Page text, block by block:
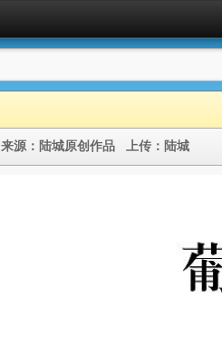
来源： 陆城原创作品 上传： 陆城